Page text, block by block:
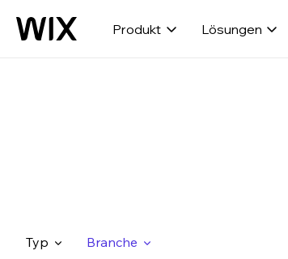
Produkt Lösungen
Typ Branche